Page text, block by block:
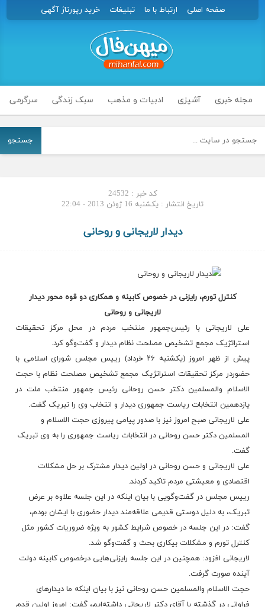
صفحه اصلی ارتباط با ما تبلیغات خرید رپورتاژ آگهی
مجله خبری آشپزی ادبیات و مذهب سبک زندگی سرگرمی
جستجو
کد خبر : 24532
تاریخ انتشار : یکشنبه 16 ژوئن 2013 - 22:04
دیدار لاریجانی و روحانی
کنترل تورم، رایزنی در خصوص کابینه و همکاری دو قوه محور دیدار
لاریجانی و روحانی
علی لاریجانی با رئیس‌جمهور منتخب مردم در محل مرکز تحقیقات
استراتژیک مجمع تشخیص مصلحت نظام دیدار و گفت‌وگو کرد.
پیش از ظهر امروز (یکشنبه ۲۶ خرداد) رییس مجلس شورای اسلامی با
حضوردر مرکز تحقیقات استراتژیک مجمع تشخیص مصلحت نظام با حجت
الاسلام والمسلمین دکتر حسن روحانی رئیس جمهور منتخب ملت در
یازدهمین انتخابات ریاست جمهوری دیدار و انتخاب وی را تبریک گفت.
علی لاریجانی صبح امروز نیز با صدور پیامی پیروزی حجت الاسلام و
المسلمین دکتر حسن روحانی در انتخابات ریاست جمهوری را به وی تبریک
گفت.
علی لاریجانی و حسن روحانی در اولین دیدار مشترک بر حل مشکلات
اقتصادی و معیشتی مردم تاکید کردند.
رییس مجلس در گفت‌وگویی با بیان اینکه در این جلسه علاوه بر عرض
تبریک، به دلیل دوستی قدیمی علاقه‌مند دیدار حضوری با ایشان بودم،
گفت: در این جلسه در خصوص شرایط کشور به ویژه ضروریات کشور مثل
کنترل تورم و مشکلات بیکاری بحث و گفت‌وگو شد.
لاریجانی افزود: همچنین در این جلسه رایزنی‌هایی درخصوص کابینه دولت
آینده صورت گرفت.
حجت الاسلام والمسلمین حسن روحانی نیز با بیان اینکه ما دیدارهای
فراوانی در گذشته با آقای دکتر لاریجانی داشته‌ایم، گفت: امروز اولین قدم